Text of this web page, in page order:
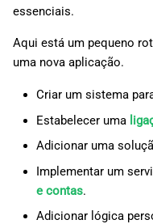
essenciais.
Aqui está um pequeno
uma nova aplicação.
Criar um sistema
Estabelecer uma
Adicionar uma
Implementar um
e contas.
Adicionar lógica